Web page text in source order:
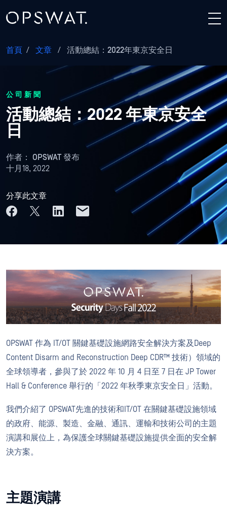
首頁 / 文章 / 活動總結：2022年東京安全日
公司新聞
活動總結：2022 年東京安全
日
作者： OPSWAT 發布
十月18, 2022
分享此文章
OPSWAT 作為 IT/OT 關鍵基礎設施網路安全解決方案及Deep
Content Disarm and Reconstruction Deep CDR™ 技術）領域的
全球領導者，參與了於 2022 年 10 月 4 日至 7 日在 JP Tower
Hall & Conference 舉行的「2022 年秋季東京安全日」活動。
我們介紹了 OPSWAT先進的技術和IT/OT 在關鍵基礎設施領域
的政府、能源、製造、金融、通訊、運輸和技術公司的主題
演講和展位上，為保護全球關鍵基礎設施提供全面的安全解
決方案。
主題演講